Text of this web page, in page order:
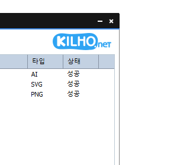
프로그램을 제작해드립니다